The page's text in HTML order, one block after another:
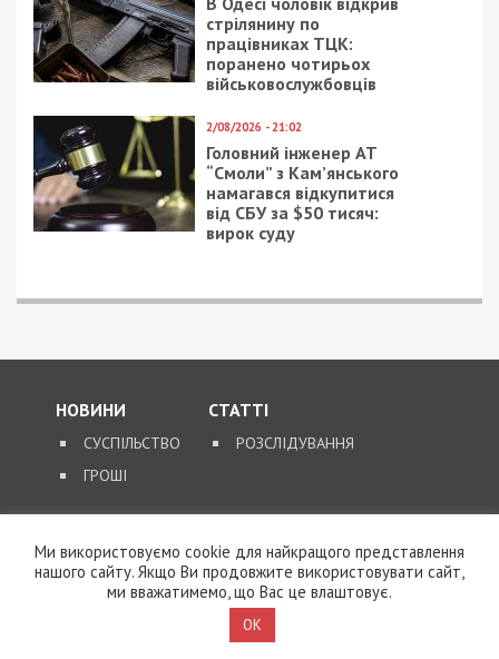
3/08/2021 - 10:19
Коронавирус в
Украине: более 800
новых случаев за сутки
10/01/2019 - 12:55
Сервис мечты:
пассажирам автобуса
Днепр-Полтава
пришлось толкать его
9/08/2026 - 11:57
Справа “ПриватБанку”: Ігоря Коломойського та його
спільників судитимуть за заволодіння 9,2 млрд грн
Ми використовуємо cookie для найкращого представлення
нашого сайту. Якщо Ви продовжите використовувати сайт,
ми вважатимемо, що Вас це влаштовує.
OK